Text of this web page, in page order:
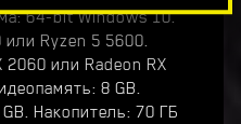
64-bit Windows 10.
Ryzen 5 5600.
2060 или Radeon RX
8 GB.
Накопитель: 70 ГБ